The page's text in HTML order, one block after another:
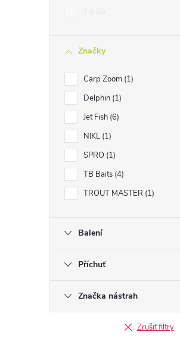
Značky
Carp Zoom 1
Delphin 1
Jet Fish 6
NIKL 1
SPRO 1
TB Baits 4
TROUT MASTER 1
Balení
Příchuť
Značka nástrah
Zrušit filtry